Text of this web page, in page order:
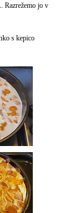
Razrežemo jo v
s kepico